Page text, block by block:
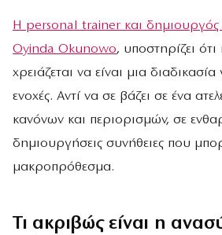
Η personal trainer και δημιουργός
Oyinda Okunowo, υποστηρίζει
χρειάζεται να είναι μια
ενοχές. Αντί να σε βάζει σε ένα
κανόνων και περιορισμών, σε
δημιουργήσεις συνήθειες που
μακροπρόθεσμα.
Τι ακριβώς είναι η